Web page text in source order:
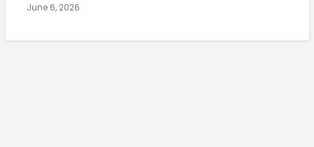
June 6, 2026